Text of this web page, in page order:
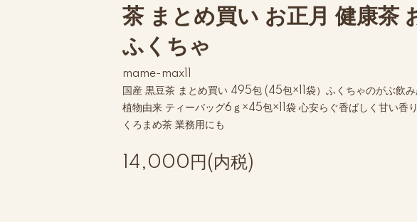
茶 まとめ買い お正月 健康茶
ふくちゃ
mame-max11
国産 黒豆茶 まとめ買い 495包 (45包×11袋）ふくちゃのがぶ飲
植物由来 ティーバッグ6ｇ×45包×11袋 心安らぐ香ばしく甘い香
くろまめ茶 業務用にも
14,000円(内税)